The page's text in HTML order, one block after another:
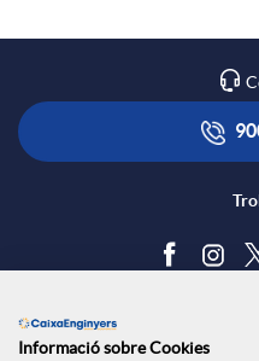
Informació sobre Cookies